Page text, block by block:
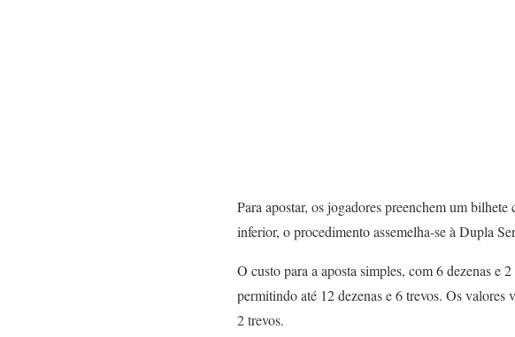
Para apostar, os jogadores preenchem um
inferior, o procedimento assemelha-se à Dupla
O custo para a aposta simples, com 6 dezenas e
permitindo até 12 dezenas e 6 trevos. Os valores
2 trevos.